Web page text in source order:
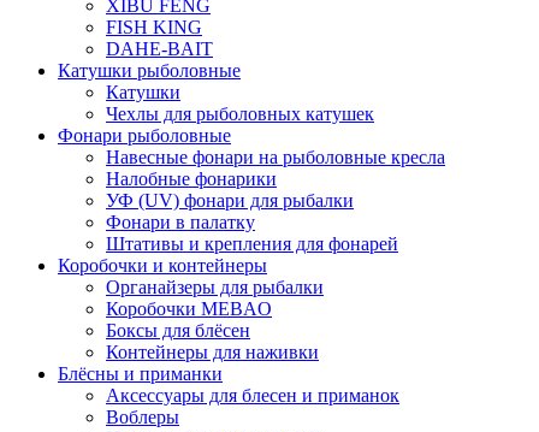
XIBU FENG
FISH KING
DAHE-BAIT
Катушки рыболовные
Катушки
Чехлы для рыболовных катушек
Фонари рыболовные
Навесные фонари на рыболовные кресла
Налобные фонарики
УФ (UV) фонари для рыбалки
Фонари в палатку
Штативы и крепления для фонарей
Коробочки и контейнеры
Органайзеры для рыбалки
Коробочки MEBAO
Боксы для блёсен
Контейнеры для наживки
Блёсны и приманки
Аксессуары для блесен и приманок
Воблеры